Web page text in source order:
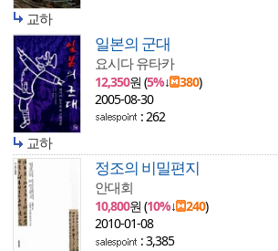
교하
일본의 군대
요시다 유타카
12,350원 (5%↓ 380)
2005-08-30
: 262
교하
정조의 비밀편지
안대회
10,800원 (10%↓ 240)
2010-01-08
: 3,385